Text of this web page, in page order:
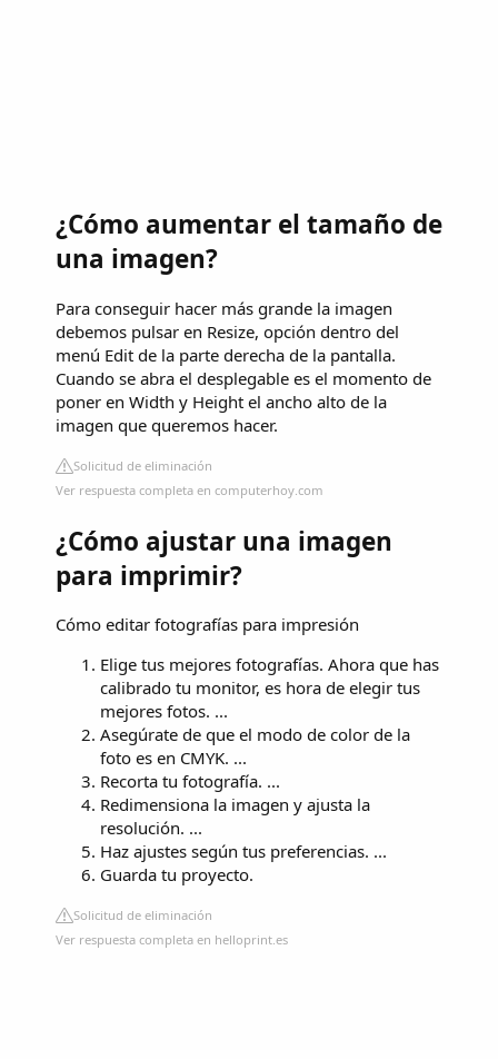
¿Cómo aumentar el tamaño de
una imagen?
Para conseguir hacer más grande la imagen
debemos pulsar en Resize, opción dentro del
menú Edit de la parte derecha de la pantalla.
Cuando se abra el desplegable es el momento de
poner en Width y Height el ancho alto de la
imagen que queremos hacer.
Solicitud de eliminación
Ver respuesta completa en computerhoy.com
¿Cómo ajustar una imagen
para imprimir?
Cómo editar fotografías para impresión
Elige tus mejores fotografías. Ahora que has
calibrado tu monitor, es hora de elegir tus
mejores fotos. ...
Asegúrate de que el modo de color de la
foto es en CMYK. ...
Recorta tu fotografía. ...
Redimensiona la imagen y ajusta la
resolución. ...
Haz ajustes según tus preferencias. ...
Guarda tu proyecto.
Solicitud de eliminación
Ver respuesta completa en helloprint.es